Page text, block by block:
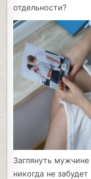
отдельности?
Заглянуть мужчине
никогда не забудет